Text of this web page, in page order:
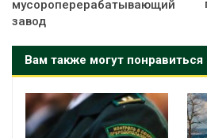
мусороперерабатывающий
завод
Вам также могут понравиться